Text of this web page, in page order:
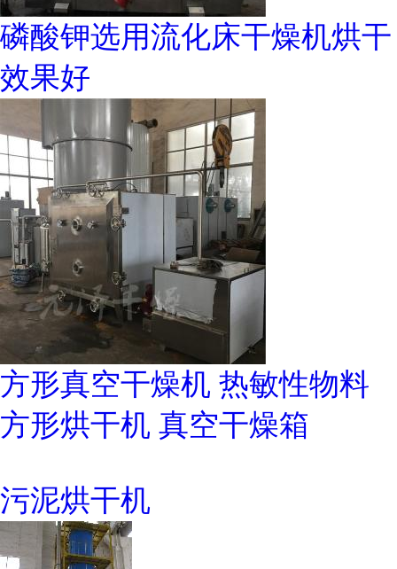
磷酸钾选用流化床干燥机烘干
效果好
方形真空干燥机 热敏性物料
方形烘干机 真空干燥箱
污泥烘干机